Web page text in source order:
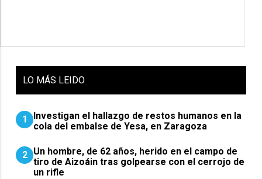
LO MÁS LEIDO
1
Investigan el hallazgo de restos humanos en la
cola del embalse de Yesa, en Zaragoza
2 Un hombre, de 62 años, herido en el campo de
tiro de Aizoáin tras golpearse con el cerrojo de
un rifle